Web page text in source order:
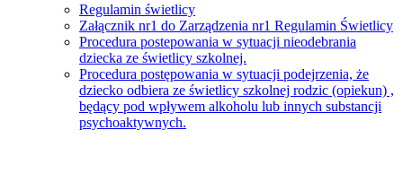
Regulamin świetlicy
Załącznik nr1 do Zarządzenia nr1 Regulamin Świetlicy
Procedura postepowania w sytuacji nieodebrania
dziecka ze świetlicy szkolnej.
Procedura postępowania w sytuacji podejrzenia, że
dziecko odbiera ze świetlicy szkolnej rodzic (opiekun) ,
będący pod wpływem alkoholu lub innych substancji
psychoaktywnych.